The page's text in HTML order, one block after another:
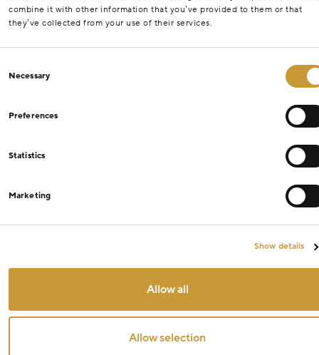
combine it with other information that you’ve provided to them or that
they’ve collected from your use of their services.
Selection
Necessary
Preferences
Statistics
Marketing
Show details
Allow all
Allow selection